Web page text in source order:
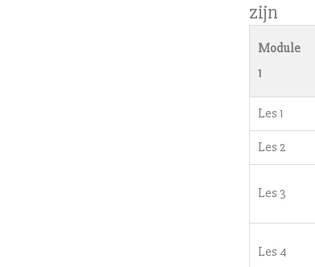
zijn
Module
1
Les 1
Les 2
Les 3
Les 4